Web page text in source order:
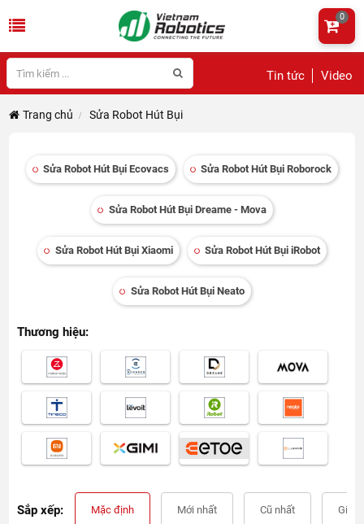
Tin tức Video
0
Trang chủ Sửa Robot Hút Bụi
Sửa Robot Hút Bụi Ecovacs Sửa Robot Hút Bụi Roborock
Sửa Robot Hút Bụi Dreame - Mova
Sửa Robot Hút Bụi Xiaomi Sửa Robot Hút Bụi iRobot
Sửa Robot Hút Bụi Neato
Thương hiệu:
Sắp xếp: Mặc định Mới nhất Cũ nhất Giá